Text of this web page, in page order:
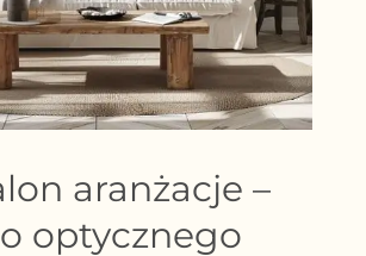
aranżacje –
optycznego